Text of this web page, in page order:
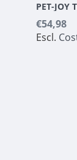
€54,98
Escl.